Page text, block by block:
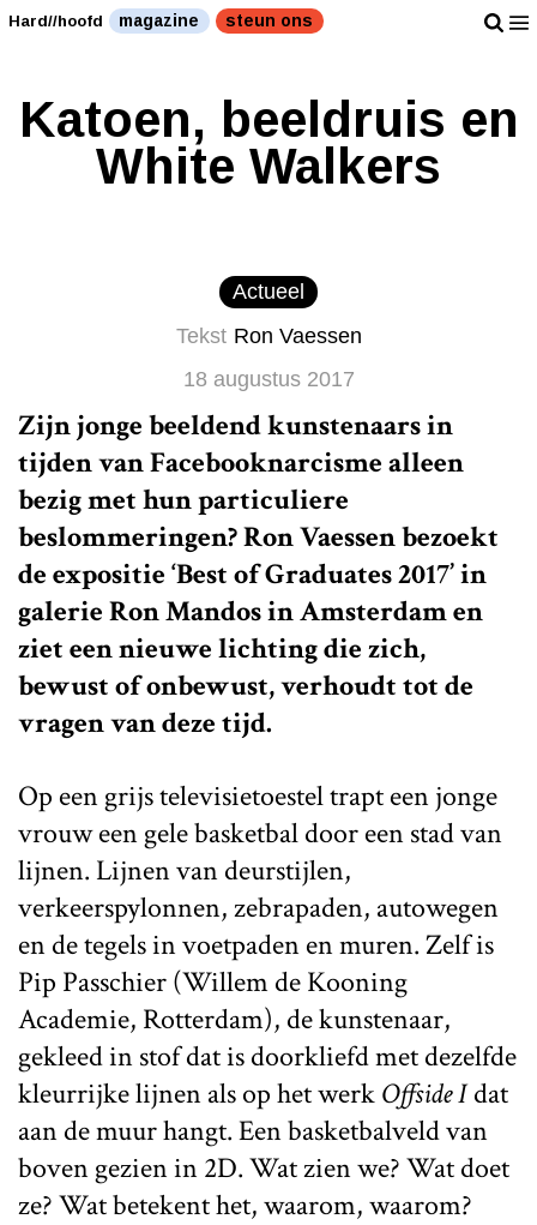
Hard//hoofd magazine steun ons
Katoen, beeldruis en
White Walkers
Actueel
Tekst Ron Vaessen
18 augustus 2017
Zijn jonge beeldend kunstenaars in
tijden van Facebooknarcisme alleen
bezig met hun particuliere
beslommeringen? Ron Vaessen bezoekt
de expositie ‘Best of Graduates 2017’ in
galerie Ron Mandos in Amsterdam en
ziet een nieuwe lichting die zich,
bewust of onbewust, verhoudt tot de
vragen van deze tijd.
Op een grijs televisietoestel trapt een jonge
vrouw een gele basketbal door een stad van
lijnen. Lijnen van deurstijlen,
verkeerspylonnen, zebrapaden, autowegen
en de tegels in voetpaden en muren. Zelf is
Pip Passchier (Willem de Kooning
Academie, Rotterdam), de kunstenaar,
gekleed in stof dat is doorkliefd met dezelfde
kleurrijke lijnen als op het werkOffside Idat
aan de muur hangt. Een basketbalveld van
boven gezien in 2D. Wat zien we? Wat doet
ze? Wat betekent het, waarom, waarom?